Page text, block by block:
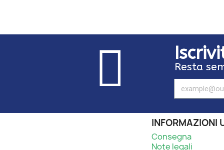
Resta
INFORMAZIONI
Consegna
Note legali